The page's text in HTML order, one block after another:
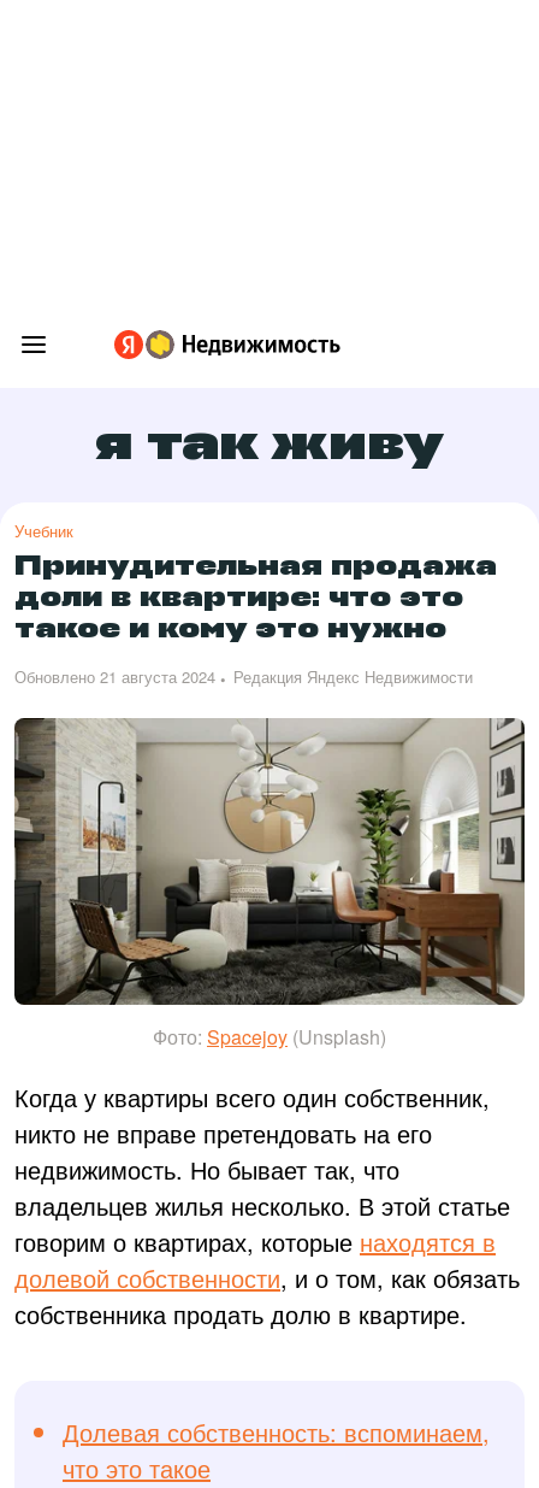
я так живу
Учебник
Принудительная продажа
доли в квартире: что это
такое и кому это нужно
Обновлено 21 августа 2024 Редакция Яндекс Недвижимости
Фото: Spacejoy (Unsplash)
Когда у квартиры всего один собственник,
никто не вправе претендовать на его
недвижимость. Но бывает так, что
владельцев жилья несколько. В этой статье
говорим о квартирах, которые находятся в
долевой собственности, и о том, как обязать
собственника продать долю в квартире.
Долевая собственность: вспоминаем,
что это такое